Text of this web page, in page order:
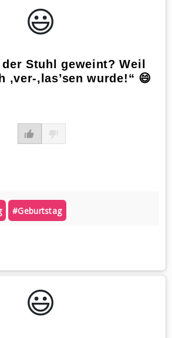
😃️
Stuhl geweint? Weil
‚ver-‚las’sen wurde!“ 😄
#geburtstag
😃️